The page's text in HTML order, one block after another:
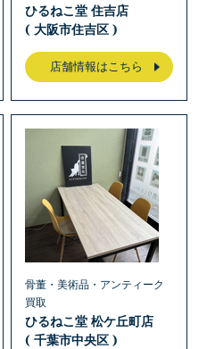
ひるねこ堂 住吉店
( 大阪市住吉区 )
店舗情報はこちら
骨董・美術品・アンティーク
買取
ひるねこ堂 松ケ丘町店
( 千葉市中央区 )